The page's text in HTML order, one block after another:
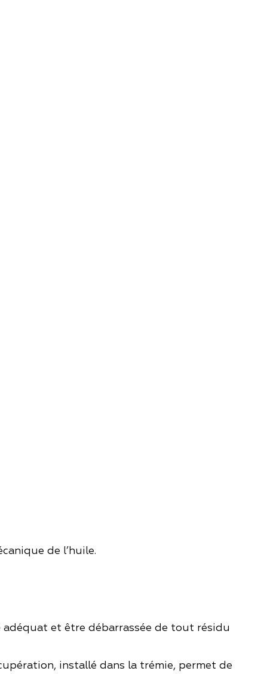
de l’huile.
et être débarrassée de tout résidu
installé dans la trémie, permet de